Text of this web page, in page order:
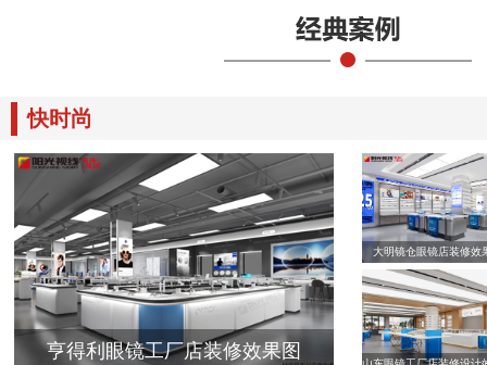
快时尚
亨得利眼镜工厂店装修效果图
大明镜仓眼镜店装修效